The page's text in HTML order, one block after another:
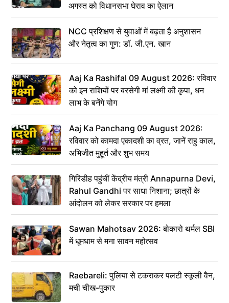
अगस्त को विधानसभा घेराव का ऐलान
NCC प्रशिक्षण से युवाओं में बढ़ता है अनुशासन
और नेतृत्व का गुण: डॉ. जी.एन. खान
Aaj Ka Rashifal 09 August 2026: रविवार
को इन राशियों पर बरसेगी मां लक्ष्मी की कृपा, धन
लाभ के बनेंगे योग
Aaj Ka Panchang 09 August 2026:
रविवार को कामदा एकादशी का व्रत, जानें राहु काल,
अभिजीत मुहूर्त और शुभ समय
गिरिडीह पहुंचीं केंद्रीय मंत्री Annapurna Devi,
Rahul Gandhi पर साधा निशाना; छात्रों के
आंदोलन को लेकर सरकार पर हमला
Sawan Mahotsav 2026: बोकारो थर्मल SBI
में धूमधाम से मना सावन महोत्सव
Raebareli: पुलिया से टकराकर पलटी स्कूली वैन,
मची चीख-पुकार